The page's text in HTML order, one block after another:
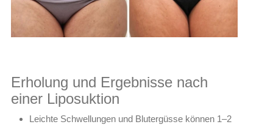
Erholung und Ergebnisse nach
einer Liposuktion
Leichte Schwellungen und Blutergüsse können 1–2